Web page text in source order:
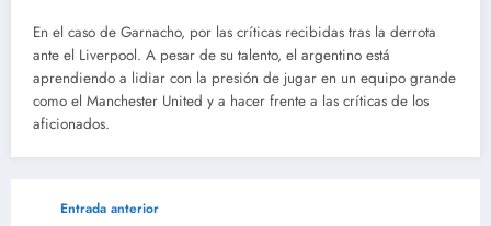
En el caso de Garnacho, por las críticas recibidas tras la derrota
ante el Liverpool. A pesar de su talento, el argentino está
aprendiendo a lidiar con la presión de jugar en un equipo grande
como el Manchester United y a hacer frente a las críticas de los
aficionados.
Entrada anterior